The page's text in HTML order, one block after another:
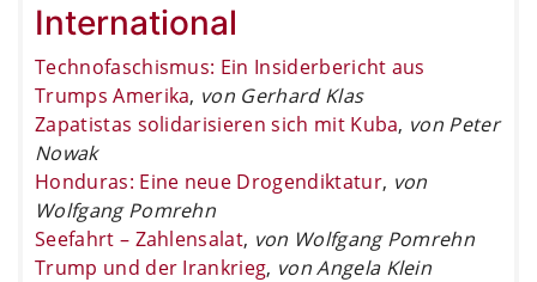
International
Technofaschismus: Ein Insiderbericht aus
Trumps Amerika, von Gerhard Klas
Zapatistas solidarisieren sich mit Kuba, von Peter
Nowak
Honduras: Eine neue Drogendiktatur, von
Wolfgang Pomrehn
Seefahrt – Zahlensalat, von Wolfgang Pomrehn
Trump und der Irankrieg, von Angela Klein